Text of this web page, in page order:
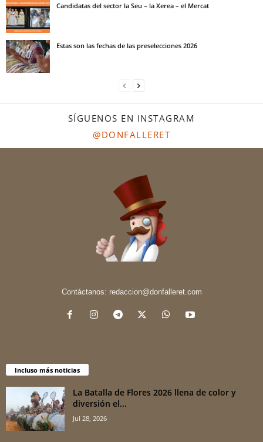
Candidatas del sector la Seu – la Xerea – el Mercat
Estas son las fechas de las preselecciones 2026
SÍGUENOS EN INSTAGRAM
@DONFALLERET
Contáctanos: redaccion@donfalleret.com
Incluso más noticias
La Batalla de Flores 2026 llena de color y
diversión el...
Jul 28, 2026